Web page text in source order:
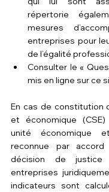
répertorie
mesures
entreprises pour
de l’égalité
Consulter le «
mis en ligne sur ce
En cas de constitution
et économique
unité économique
reconnue par
décision de justice
entreprises
indicateurs sont